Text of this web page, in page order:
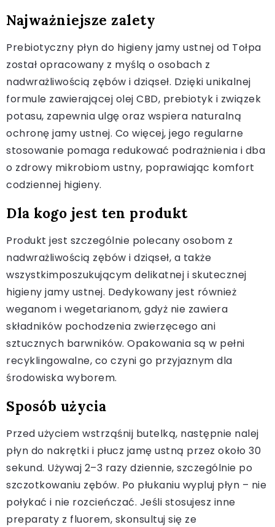
Najważniejsze zalety
Prebiotyczny płyn do higieny jamy ustnej od Tołpa
został opracowany z myślą o osobach z
nadwrażliwością zębów i dziąseł. Dzięki unikalnej
formule zawierającej olej CBD, prebiotyk i związek
potasu, zapewnia ulgę oraz wspiera naturalną
ochronę jamy ustnej. Co więcej, jego regularne
stosowanie pomaga redukować podrażnienia i dba
o zdrowy mikrobiom ustny, poprawiając komfort
codziennej higieny.
Dla kogo jest ten produkt
Produkt jest szczególnie polecany osobom z
nadwrażliwością zębów i dziąseł, a także
wszystkimposzukującym delikatnej i skutecznej
higieny jamy ustnej. Dedykowany jest również
weganom i wegetarianom, gdyż nie zawiera
składników pochodzenia zwierzęcego ani
sztucznych barwników. Opakowania są w pełni
recyklingowalne, co czyni go przyjaznym dla
środowiska wyborem.
Sposób użycia
Przed użyciem wstrząśnij butelką, następnie nalej
płyn do nakrętki i płucz jamę ustną przez około 30
sekund. Używaj 2–3 razy dziennie, szczególnie po
szczotkowaniu zębów. Po płukaniu wypluj płyn – nie
połykać i nie rozcieńczać. Jeśli stosujesz inne
preparaty z fluorem, skonsultuj się ze